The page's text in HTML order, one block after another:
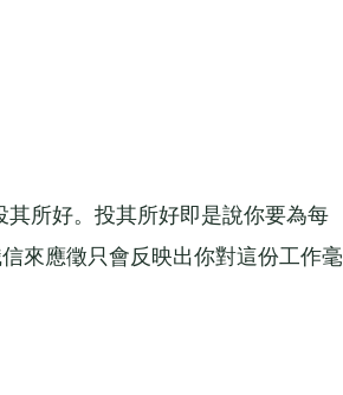
所好。投其所好即是說你要為每
來應徵只會反映出你對這份工作毫